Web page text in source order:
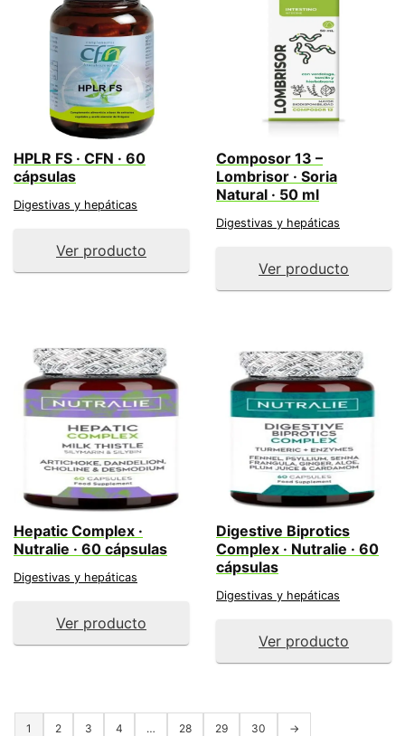
HPLR FS · CFN · 60
cápsulas
Digestivas y hepáticas
Ver producto
Composor 13 –
Lombrisor · Soria
Natural · 50 ml
Digestivas y hepáticas
Ver producto
Hepatic Complex ·
Nutralie · 60 cápsulas
Digestivas y hepáticas
Ver producto
Digestive Biprotics
Complex · Nutralie · 60
cápsulas
Digestivas y hepáticas
Ver producto
1 2 3 4 … 28 29 30 →